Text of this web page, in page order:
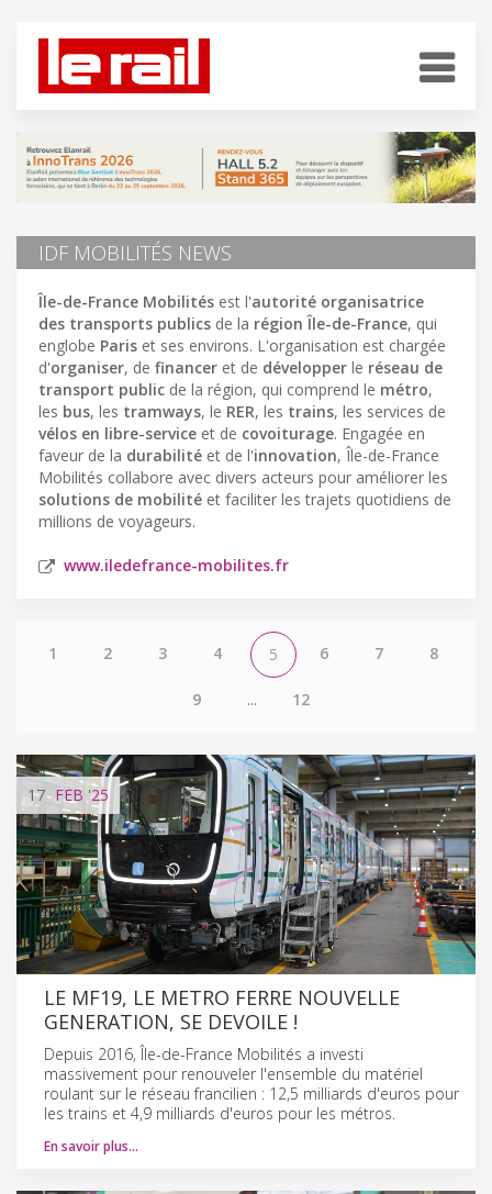
IDF MOBILITÉS NEWS
Île-de-France Mobilités est l'autorité organisatrice
des transports publics de la région Île-de-France, qui
englobe Paris et ses environs. L'organisation est chargée
d'organiser, de financer et de développer le réseau de
transport public de la région, qui comprend le métro,
les bus, les tramways, le RER, les trains, les services de
vélos en libre-service et de covoiturage. Engagée en
faveur de la durabilité et de l'innovation, Île-de-France
Mobilités collabore avec divers acteurs pour améliorer les
solutions de mobilité et faciliter les trajets quotidiens de
millions de voyageurs.
www.iledefrance-mobilites.fr
1 2 3 4 5 6 7 8
9 ... 12
17 FEB '25
LE MF19, LE METRO FERRE NOUVELLE
GENERATION, SE DEVOILE !
Depuis 2016, Île-de-France Mobilités a investi
massivement pour renouveler l'ensemble du matériel
roulant sur le réseau francilien : 12,5 milliards d'euros pour
les trains et 4,9 milliards d'euros pour les métros.
En savoir plus…